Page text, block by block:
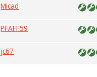
Micad
PFAFF59
jc67